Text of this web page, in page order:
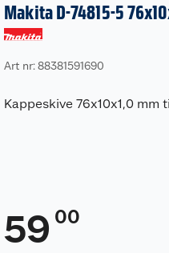
Makita D-74815-5
Art nr: 88381591690
Kappeskive 76x10x1,0
59 00